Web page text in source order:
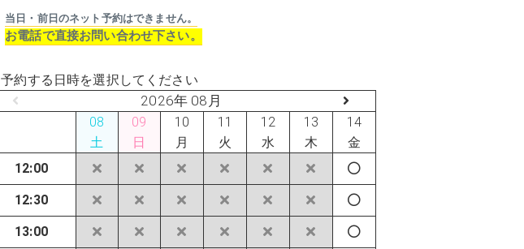
当日・前日のネット予約はできません。
お電話で直接お問い合わせ下さい。
予約する日時を選択してください
2026年 08月
08
土
09
日
10
月
11
火
12
水
13
木
14
金
12:00
12:30
13:00